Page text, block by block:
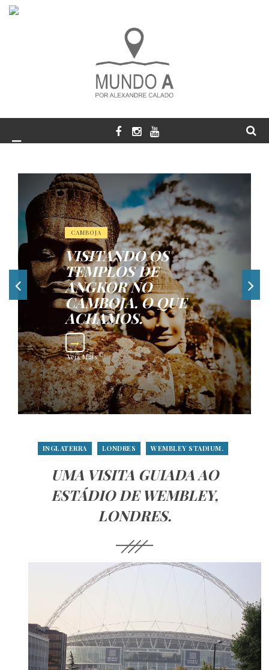
CAMBOJA
VISITANDO OS
TEMPLOS DE
ANGKOR NO
CAMBOJA. O QUE
ACHAMOS.
Veja Mais
INGLATERRA LONDRES WEMBLEY STADIUM.
UMA VISITA GUIADA AO
ESTÁDIO DE WEMBLEY,
LONDRES.